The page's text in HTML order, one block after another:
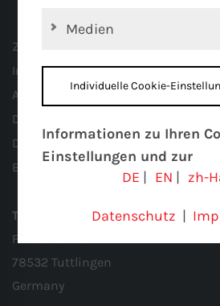
Zertifizierung
Impressum
AGB
Datenschutz
Datenschutz Einstellung
Barrierefreiheit
Türk+Hillinger GmbH
Föhrenstr. 20
78532 Tuttlingen
Germany
Medien
Individuelle Cookie-
Informationen zu Ihren
Einstellungen und zur
Datenübertragung in die
Wir verwenden Cookies
Website. Einige Cookies
notwendig, um unsere
betreiben (“essential”). Alle
DE | EN | zh-
Datenschutz |